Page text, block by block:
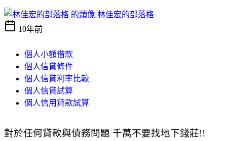
林佳宏的部落格
10年前
個人小額借款
個人信貸條件
個人信貸利率比較
個人信貸試算
個人信用貸款試算
對於任何貸款與債務問題 千萬不要找地下錢莊!!